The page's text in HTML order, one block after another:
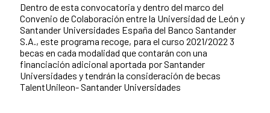
Dentro de esta convocatoria y dentro del marco del
Convenio de Colaboración entre la Universidad de León y
Santander Universidades España del Banco Santander
S.A., este programa recoge, para el curso 2021/2022 3
becas en cada modalidad que contarán con una
financiación adicional aportada por Santander
Universidades y tendrán la consideración de becas
TalentUnileon- Santander Universidades